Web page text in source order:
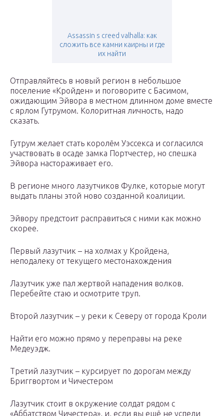
Assassin s creed valhalla: как
сложить все камни каирны и где
их найти
Отправляйтесь в новый регион в небольшое
поселение «Кройден» и поговорите с Басимом,
ожидающим Эйвора в местном длинном доме вместе
с ярлом Гутрумом. Колоритная личность, надо
сказать.
Гутрум желает стать королём Уэссекса и согласился
участвовать в осаде замка Портчестер, но спешка
Эйвора настораживает его.
В регионе много лазутчиков Фулке, которые могут
выдать планы этой ново созданной коалиции.
Эйвору предстоит расправиться с ними как можно
скорее.
Первый лазутчик – на холмах у Кройдена,
неподалеку от текущего местонахождения
Лазутчик уже пал жертвой нападения волков.
Перебейте стаю и осмотрите труп.
Второй лазутчик – у реки к Северу от города Кроли
Найти его можно прямо у переправы на реке
Медеуэдж.
Третий лазутчик – курсирует по дорогам между
Бриггвортом и Чичестером
Лазутчик стоит в окружение солдат рядом с
«Аббатством Чичестера», и, если вы ещё не успели